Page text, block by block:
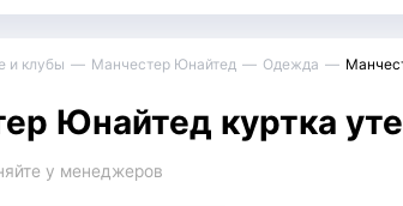
и клубы Манчестер Юнайтед Одежда
Юнайтед куртка